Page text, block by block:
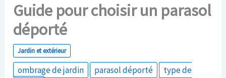
Guide pour choisir un parasol
déporté
Jardin et extérieur
ombrage de jardin parasol déporté
type de